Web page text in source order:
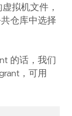
拟机文件，
仓库中选择
的话，我们
，可用